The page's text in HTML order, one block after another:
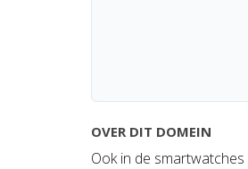
OVER DIT DOMEIN
Ook in de